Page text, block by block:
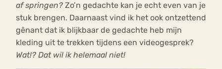
af springen? Zo’n gedachte kan je echt even van je
stuk brengen. Daarnaast vind ik het ook ontzettend
gênant dat ik blijkbaar de gedachte heb mijn
kleding uit te trekken tijdens een videogesprek?
Wat!? Dat wil ik helemaal niet!